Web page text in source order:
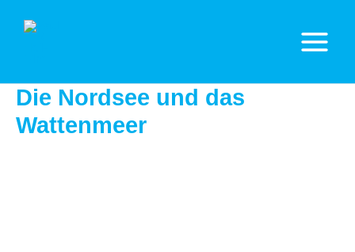
Inhalt
Main
Menu
Die Nordsee und das
Wattenmeer